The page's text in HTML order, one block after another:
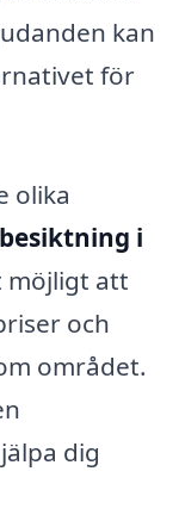
kan
för
olika
i
möjligt att
och
området.
dig